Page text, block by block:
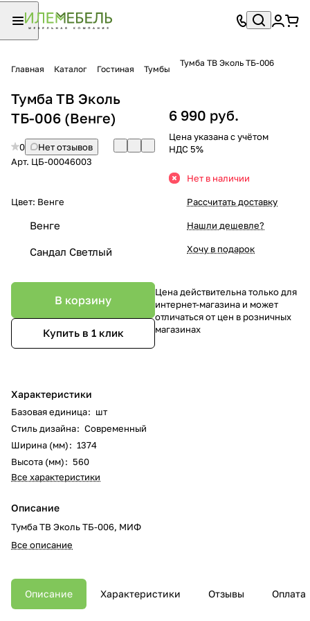
Главная Каталог Гостиная Тумбы
Тумба ТВ Эколь ТБ-006
Тумба ТВ Эколь
ТБ-006 (Венге)
0
Нет отзывов
Арт. ЦБ-00046003
Цвет: Венге
Венге
Сандал Светлый
В корзину
Купить в 1 клик
Характеристики
Базовая единица: шт
Стиль дизайна: Современный
Ширина (мм): 1374
Высота (мм): 560
Все характеристики
Описание
Тумба ТВ Эколь ТБ-006, МИФ
Все описание
6 990 руб.
Цена указана с учётом
НДС 5%
Нет в наличии
Рассчитать доставку
Нашли дешевле?
Хочу в подарок
Цена действительна только для
интернет-магазина и может
отличаться от цен в розничных
магазинах
Описание Характеристики Отзывы Оплата